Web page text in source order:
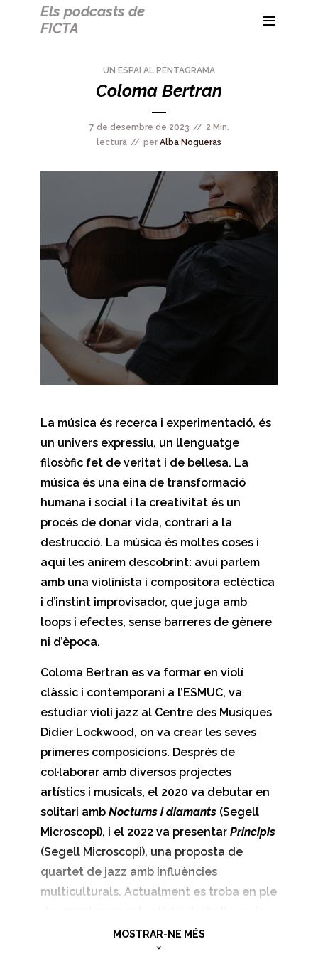
Els podcasts de
FICTA
UN ESPAI AL PENTAGRAMA
Coloma Bertran
7 de desembre de 2023
2 Min.
lectura
perAlba Nogueras
La música és recerca i experimentació, és
un univers expressiu, un llenguatge
filosòfic fet de veritat i de bellesa. La
música és una eina de transformació
humana i social i la creativitat és un
procés de donar vida, contrari a la
destrucció. La música és moltes coses i
aquí les anirem descobrint: avui parlem
amb una violinista i compositora eclèctica
i d’instint improvisador, que juga amb
loops i efectes, sense barreres de gènere
ni d’època.
Coloma Bertran es va formar en violí
clàssic i contemporani a l’ESMUC, va
estudiar violí jazz al Centre des Musiques
Didier Lockwood, on va crear les seves
primeres composicions. Després de
col·laborar amb diversos projectes
artístics i musicals, el 2020 va debutar en
solitari amb Nocturns i diamants (Segell
Microscopi), i el 2022 va presentar Principis
(Segell Microscopi), una proposta de
quartet de jazz amb influències
multiculturals. Actualment es troba en ple
composició de temes propis pels diferents
projectes que lidera i compagina
MOSTRAR-NE MÉS